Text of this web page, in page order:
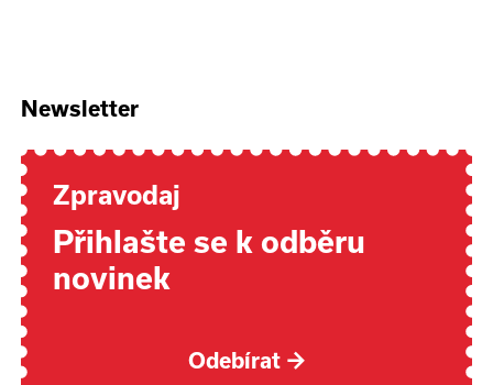
Newsletter
Zpravodaj
Přihlašte se k odběru
novinek
Odebírat →